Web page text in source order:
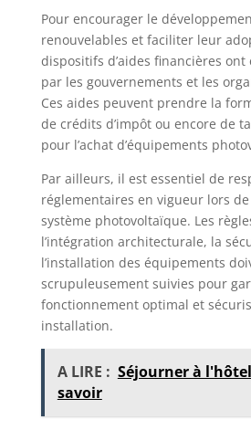
Pour encourager le
renouvelables et faciliter leur
dispositifs d’aides financières ont
par les gouvernements et les
Ces aides peuvent prendre la
de crédits d’impôt ou encore de
pour l’achat d’équipements
Par ailleurs, il est essentiel de
réglementaires en vigueur lors de
système photovoltaïque. Les
l’intégration architecturale, la
l’installation des équipements
scrupuleusement suivies pour
fonctionnement optimal et
installation.
A LIRE : Séjourner à
savoir